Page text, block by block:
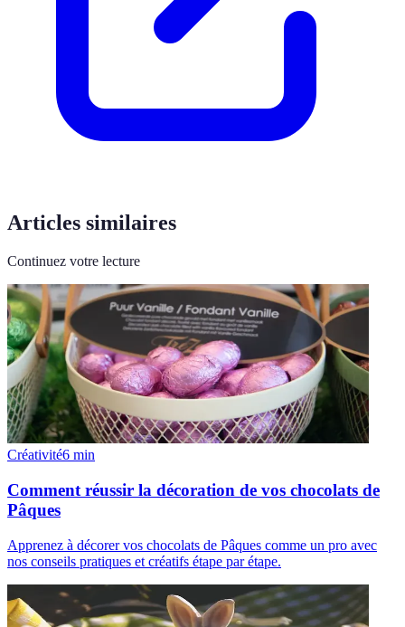
Articles similaires
Continuez votre lecture
Créativité6 min
Comment réussir la décoration de vos chocolats de
Pâques
Apprenez à décorer vos chocolats de Pâques comme un pro avec
nos conseils pratiques et créatifs étape par étape.